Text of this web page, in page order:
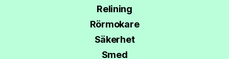
Relining
Rörmokare
Säkerhet
Smed